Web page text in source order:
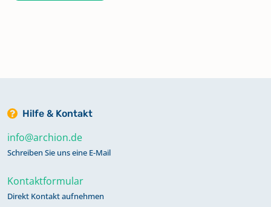
Hilfe & Kontakt
info@archion.de
Schreiben Sie uns eine E-Mail
Kontaktformular
Direkt Kontakt aufnehmen